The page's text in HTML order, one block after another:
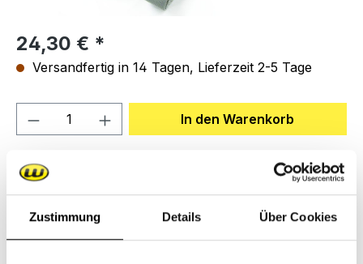
Zustimmung Details Über Cookies
Regulärer Preis:
24,30 €
Versandfertig in 14 Tagen, Lieferzeit 2-5 Tage
Produkt Anzahl: Gib denIn den Warenkorb
Zum Merkzettel hinzufügen
Produktnummer:MO.20.700.00